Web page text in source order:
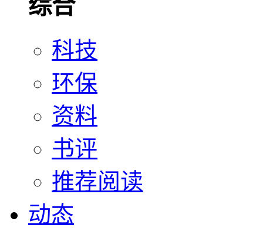
综合
科技
环保
资料
书评
推荐阅读
动态